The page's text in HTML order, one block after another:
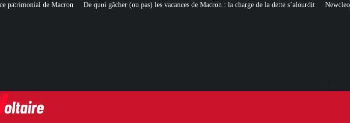
De quoi gâcher (ou pas) les vacances de Macron : la charge de la dette s’alourdit Newcleo, la PME franco-italienne